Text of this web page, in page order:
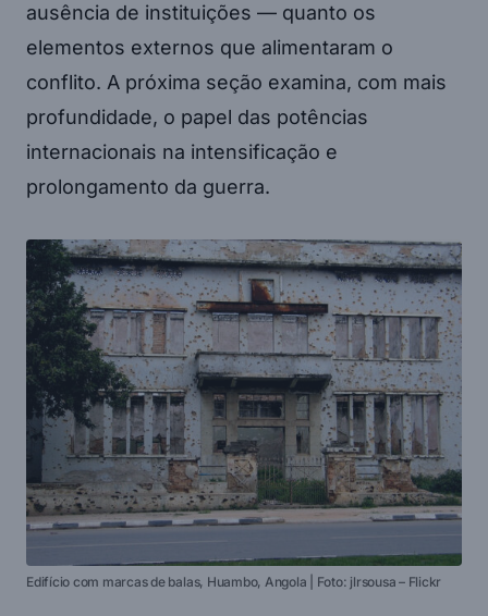
ausência de instituições — quanto os
elementos externos que alimentaram o
conflito. A próxima seção examina, com mais
profundidade, o papel das potências
internacionais na intensificação e
prolongamento da guerra.
Edifício com marcas de balas, Huambo, Angola | Foto: jlrsousa – Flickr